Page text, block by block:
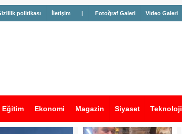
politikası İletişim | Fotoğraf Galeri Video Galeri
Eğitim Ekonomi Magazin Siyaset Teknoloji